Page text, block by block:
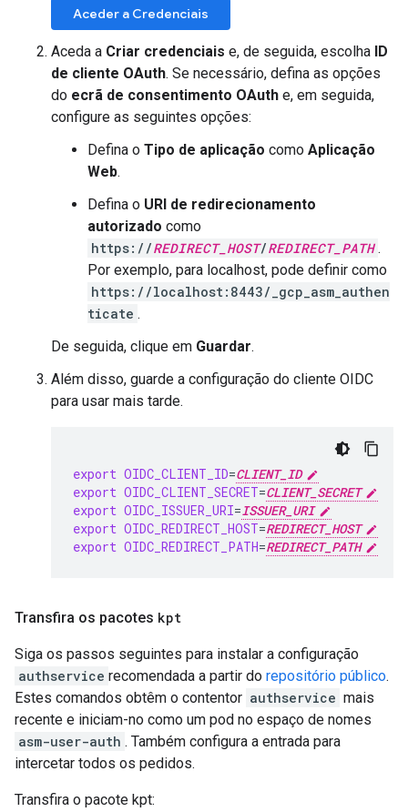
Aceder a Credenciais
Aceda a Criar credenciais e, de seguida, escolha ID
de cliente OAuth. Se necessário, defina as opções
do ecrã de consentimento OAuth e, em seguida,
configure as seguintes opções:
Defina o Tipo de aplicação como Aplicação
Web.
Defina o URI de redirecionamento
autorizado como
https://REDIRECT_HOST/REDIRECT_PATH .
Por exemplo, para localhost, pode definir como
https://localhost:8443/_gcp_asm_authen
ticate .
De seguida, clique em Guardar.
Além disso, guarde a configuração do cliente OIDC
para usar mais tarde.
export OIDC_CLIENT_ID=CLIENT_ID
export OIDC_CLIENT_SECRET=CLIENT_SECRET
export OIDC_ISSUER_URI=ISSUER_URI
export OIDC_REDIRECT_HOST=REDIRECT_HOST
export OIDC_REDIRECT_PATH=REDIRECT_PATH
Transfira os pacotes kpt
Siga os passos seguintes para instalar a configuração
authservice recomendada a partir do repositório público.
Estes comandos obtêm o contentor authservice mais
recente e iniciam-no como um pod no espaço de nomes
asm-user-auth . Também configura a entrada para
intercetar todos os pedidos.
Transfira o pacote kpt: